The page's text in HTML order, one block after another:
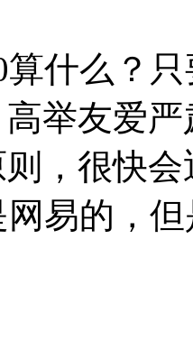
么？只
举友爱
，很快
网易的，